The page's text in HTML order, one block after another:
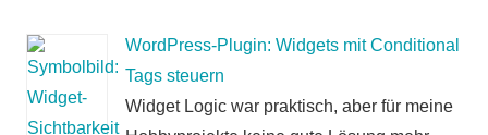
WordPress-Plugin: Widgets mit Conditional
Tags steuern
Widget Logic war praktisch, aber für meine